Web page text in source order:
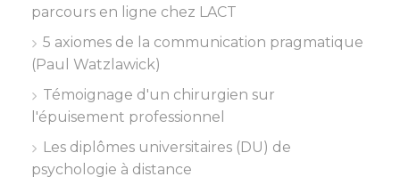
parcours en ligne chez LACT
5 axiomes de la communication pragmatique
(Paul Watzlawick)
Témoignage d'un chirurgien sur
l'épuisement professionnel
Les diplômes universitaires (DU) de
psychologie à distance